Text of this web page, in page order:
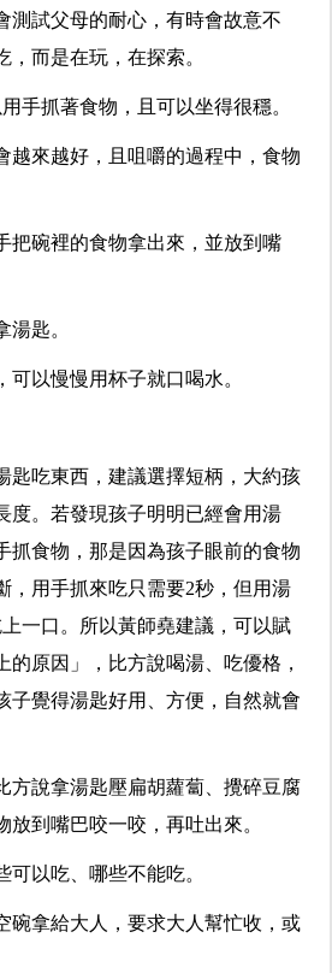
測試父母的耐心，有時會故意不
，而是在玩，在探索。
手抓著食物，且可以坐得很穩。
越來越好，且咀嚼的過程中，食物
把碗裡的食物拿出來，並放到嘴
湯匙。
可以慢慢用杯子就口喝水。
匙吃東西，建議選擇短柄，大約孩
度。若發現孩子明明已經會用湯
抓食物，那是因為孩子眼前的食物
，用手抓來吃只需要2秒，但用湯
一口。所以黃師堯建議，可以賦
的原因」，比方說喝湯、吃優格，
子覺得湯匙好用、方便，自然就會
方說拿湯匙壓扁胡蘿蔔、攪碎豆腐
放到嘴巴咬一咬，再吐出來。
可以吃、哪些不能吃。
碗拿給大人，要求大人幫忙收，或